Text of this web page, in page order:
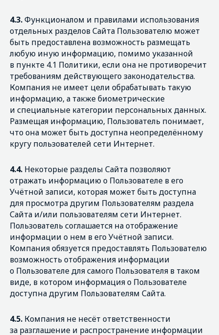
4.3.Функционалом и правилами использования
отдельных разделов Сайта Пользователю может
быть предоставлена возможность размещать
любую иную информацию, помимо указанной
в пункте 4.1 Политики, если она не противоречит
требованиям действующего законодательства.
Компания не имеет цели обрабатывать такую
информацию, а также биометрические
и специальные категории персональных данных.
Размещая информацию, Пользователь понимает,
что она может быть доступна неопределённому
кругу пользователей сети Интернет.
4.4. Некоторые разделы Сайта позволяют
отражать информацию о Пользователе в его
Учётной записи, которая может быть доступна
для просмотра другим Пользователям раздела
Сайта и/или пользователям сети Интернет.
Пользователь соглашается на отображение
информации о нем в его Учётной записи.
Компания обязуется предоставлять Пользователю
возможность отображения информации
о Пользователе для самого Пользователя в таком
виде, в котором информация о Пользователе
доступна другим Пользователям Сайта.
4.5. Компания не несёт ответственности
за разглашение и распространение информации